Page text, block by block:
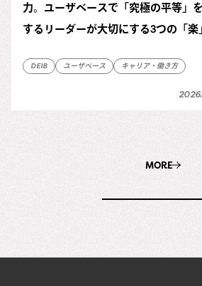
力。ユーザベースで「究極の平等」
するリーダーが大切にする3つの「楽
DEIB ユーザベース キャリア・働き方
MORE